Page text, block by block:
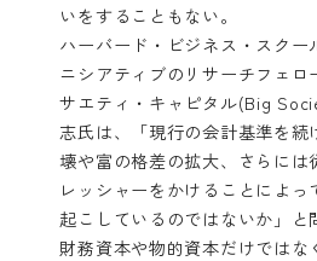
いをすることもない。
ハーバード・ビジネス・スクー
ニシアティブのリサーチフェロ
サエティ・キャピタル(Big
志氏は、「現行の会計基準を
壊や富の格差の拡大、さらに
レッシャーをかけることによ
起こしているのではないか」と
財務資本や物的資本だけでは